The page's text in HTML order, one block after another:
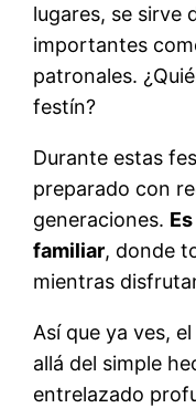
lugares, se sirve
importantes
patronales.
festín?
Durante estas
preparado con
generaciones.
familiar, donde
mientras
Así que ya ves,
allá del simple
entrelazado